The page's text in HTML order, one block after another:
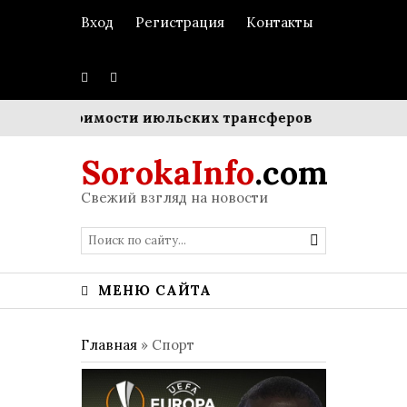
Вход Регистрация Контакты
стоимости июльских трансферов Пополнение в
SorokaInfo.com
Свежий взгляд на новости
МЕНЮ САЙТА
Главная » Спорт